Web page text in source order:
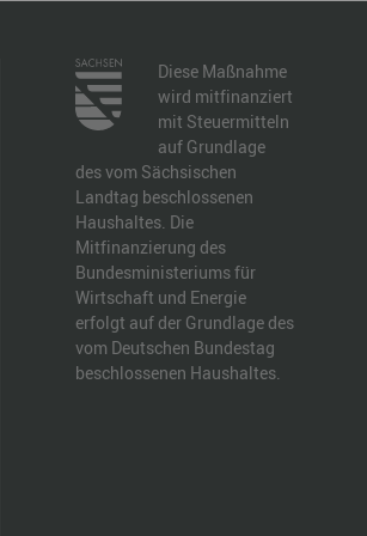
Diese Maßnahme
wird mitfinanziert
mit Steuermitteln
auf Grundlage
des vom Sächsischen
Landtag beschlossenen
Haushaltes. Die
Mitfinanzierung des
Bundesministeriums für
Wirtschaft und Energie
erfolgt auf der Grundlage des
vom Deutschen Bundestag
beschlossenen Haushaltes.